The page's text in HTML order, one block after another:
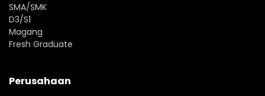
SMA/SMK
D3/S1
Magang
Fresh Graduate
Perusahaan